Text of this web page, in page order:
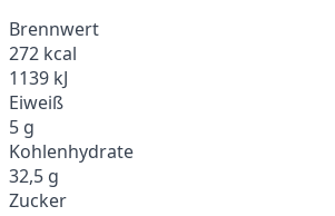
Brennwert
272 kcal
1139 kJ
Eiweiß
5 g
Kohlenhydrate
32,5 g
Zucker